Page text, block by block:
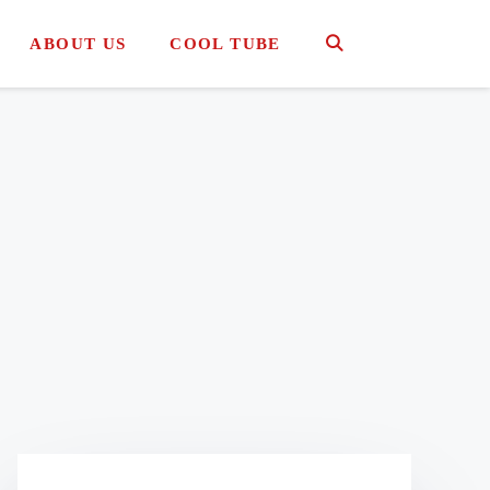
ABOUT US COOL TUBE